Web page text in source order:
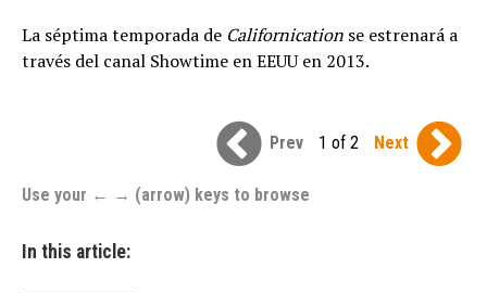
La séptima temporada de Californication se estrenará a
través del canal Showtime en EEUU en 2013.
Prev 1 of 2 Next
Use your ← → (arrow) keys to browse
In this article: